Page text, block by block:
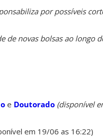
por possíveis
de novas bolsas ao longo
e Doutorado (disponível
em 19/06 as 16:22)